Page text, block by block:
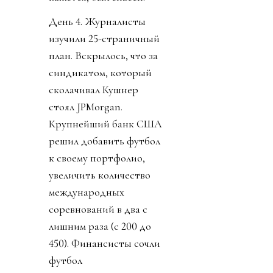
День 4. Журналисты
изучили 25-страничный
план. Вскрылось, что за
синдикатом, который
сколачивал Кушнер
стоял JPMorgan.
Крупнейший банк США
решил добавить футбол
к своему портфолио,
увеличить количество
международных
соревнований в два с
лишним раза (с 200 до
450). Финансисты сочли
футбол